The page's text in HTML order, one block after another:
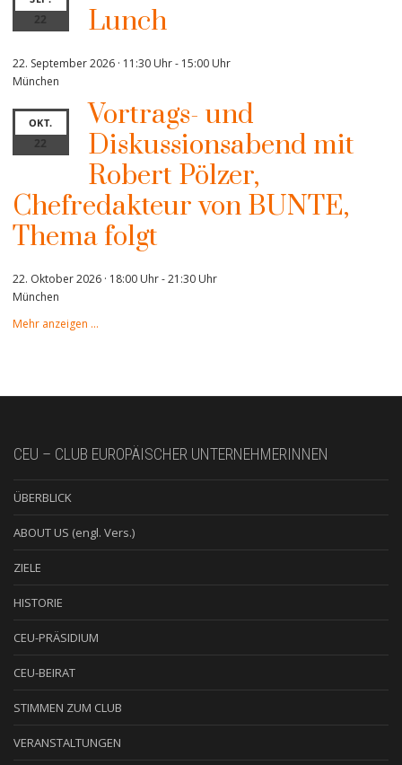
22
Lunch
22. September 2026 · 11:30 Uhr- 15:00 Uhr
München
OKT.
22
Vortrags- und
Diskussionsabend mit
Robert Pölzer,
Chefredakteur von BUNTE,
Thema folgt
22. Oktober 2026 · 18:00 Uhr-21:30 Uhr
München
Mehr anzeigen …
CEU – CLUB EUROPÄISCHER UNTERNEHMERINNEN
ÜBERBLICK
ABOUT US (engl. Vers.)
ZIELE
HISTORIE
CEU-PRÄSIDIUM
CEU-BEIRAT
STIMMEN ZUM CLUB
VERANSTALTUNGEN